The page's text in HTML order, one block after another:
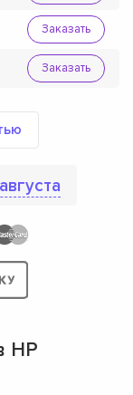
Заказать
Заказать
HP